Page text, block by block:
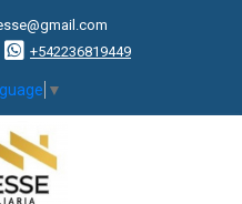
+542236819449
▼